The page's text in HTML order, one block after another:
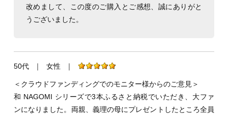
改めまして、この度のご購入とご感想、誠にありがと
うございました。
50代 ｜ 女性 ｜
＜クラウドファンディングでのモニター様からのご意見＞
和 NAGOMI シリーズで3本ふるさと納税でいただき、大ファ
ンになりました。両親、義理の母にプレゼントしたところ全員